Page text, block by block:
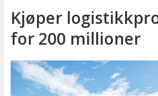
Kjøper
for 200 millioner